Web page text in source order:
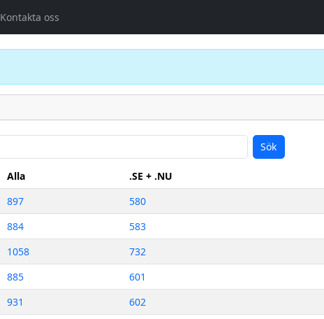
Kontakta oss
Sök
Alla .SE + .NU
897 580
884 583
1058 732
885 601
931 602